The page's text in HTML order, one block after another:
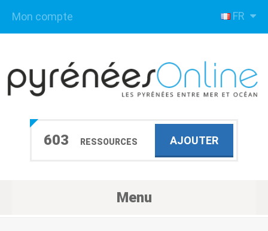
FR
Mon compte
603 RESSOURCES AJOUTER
Menu